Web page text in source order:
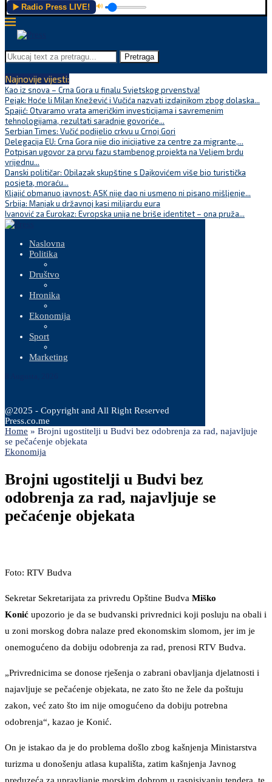
▶️ Radio Press LIVE! 🔊
Pretraga
Najnovije vijesti:
Kao iz snova – Crna Gora u finalu Svjetskog prvenstva!
Pejak: Hoće li Milan Knežević i Vučića nazvati izdajnikom zbog dolaska...
Spajić: Otvaramo vrata američkim investicijama i savremenim
tehnologijama, rezultati saradnje govoriće...
Serbian Times: Vučić podijelio crkvu u Crnoj Gori
Delegacija EU: Crna Gora nije dio inicijative za centre za migrante,...
Potpisan ugovor za prvu fazu stambenog projekta na Veljem brdu
vrijednu...
Danski političar: Obilazak skupštine s Dajkovićem više bio turistička
posjeta, moraću...
Kljajić obmanuo javnost: ASK nije dao ni usmeno ni pisano mišljenje...
Srbija: Manjak u državnoj kasi milijardu eura
Ivanović za Eurokaz: Evropska unija ne briše identitet – ona pruža...
Naslovna
Politika
Društvo
Hronika
Ekonomija
Sport
Marketing
@2025 - Copyright and All Right Reserved
Press.co.me
Home » Brojni ugostitelji u Budvi bez odobrenja za rad, najavljuje
se pečaćenje objekata
Ekonomija
Brojni ugostitelji u Budvi bez
odobrenja za rad, najavljuje se
pečaćenje objekata
Foto: RTV Budva
Sekretar Sekretarijata za privredu Opštine Budva Miško
Konić upozorio je da se budvanski privrednici koji posluju na obali i
u zoni morskog dobra nalaze pred ekonomskim slomom, jer im je
onemogućeno da dobiju odobrenja za rad, prenosi RTV Budva.
„Privrednicima se donose rješenja o zabrani obavljanja djelatnosti i
najavljuje se pečaćenje objekata, ne zato što ne žele da poštuju
zakon, već zato što im nije omogućeno da dobiju potrebna
odobrenja“, kazao je Konić.
On je istakao da je do problema došlo zbog kašnjenja Ministarstva
turizma u donošenju atlasa kupališta, zatim kašnjenja Javnog